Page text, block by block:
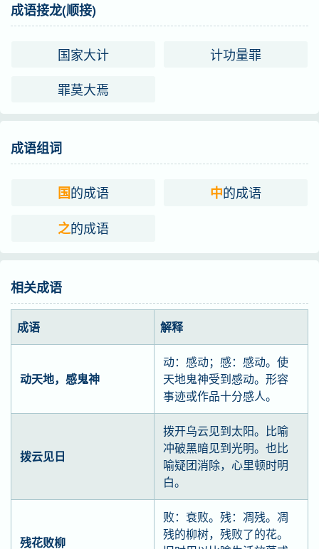
成语接龙(顺接)
国家大计
计功量罪
罪莫大焉
成语组词
国的成语 中的成语
之的成语
相关成语
成语 解释
动天地，感鬼神
动：感动；感：感动。使
天地鬼神受到感动。形容
事迹或作品十分感人。
拨云见日
拨开乌云见到太阳。比喻
冲破黑暗见到光明。也比
喻疑团消除，心里顿时明
白。
残花败柳
败：衰败。残：凋残。凋
残的柳树，残败了的花。